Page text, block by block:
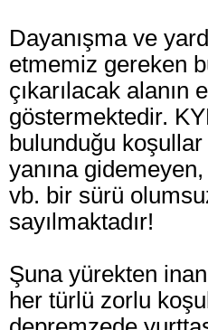
Dayanışma ve
etmemiz gereken
çıkarılacak
göstermektedir.
bulunduğu
yanına
vb. bir sürü
sayılmaktadır!
Şuna yürekten
her türlü zorlu